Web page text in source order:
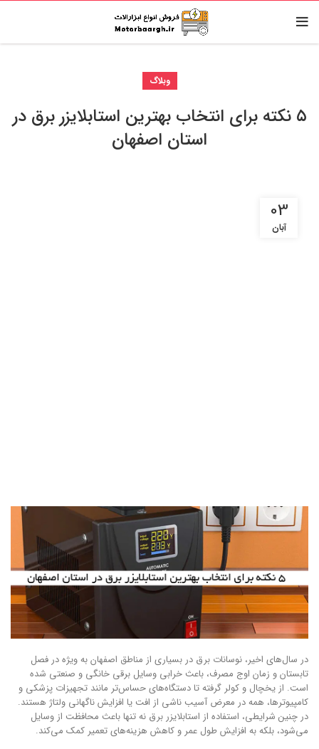
وبلاگ
۵ نکته برای انتخاب بهترین استابلایزر برق در
استان اصفهان
03
آبان
در سال‌های اخیر، نوسانات برق در بسیاری از مناطق اصفهان به‌ ویژه در فصل
تابستان و زمان اوج مصرف، باعث خرابی وسایل برقی خانگی و صنعتی شده
است. از یخچال و کولر گرفته تا دستگاه‌های حساس‌تر مانند تجهیزات پزشکی و
کامپیوترها، همه در معرض آسیب ناشی از افت یا افزایش ناگهانی ولتاژ هستند.
در چنین شرایطی، استفاده از استابلایزر برق نه ‌تنها باعث محافظت از وسایل
می‌شود، بلکه به افزایش طول عمر و کاهش هزینه‌های تعمیر کمک می‌کند.